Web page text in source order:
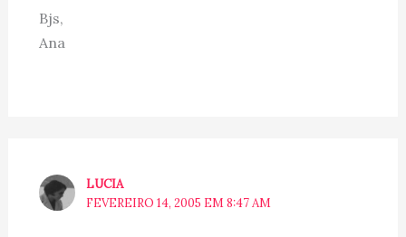
Bjs,
Ana
LUCIA
FEVEREIRO 14, 2005 EM 8:47 AM